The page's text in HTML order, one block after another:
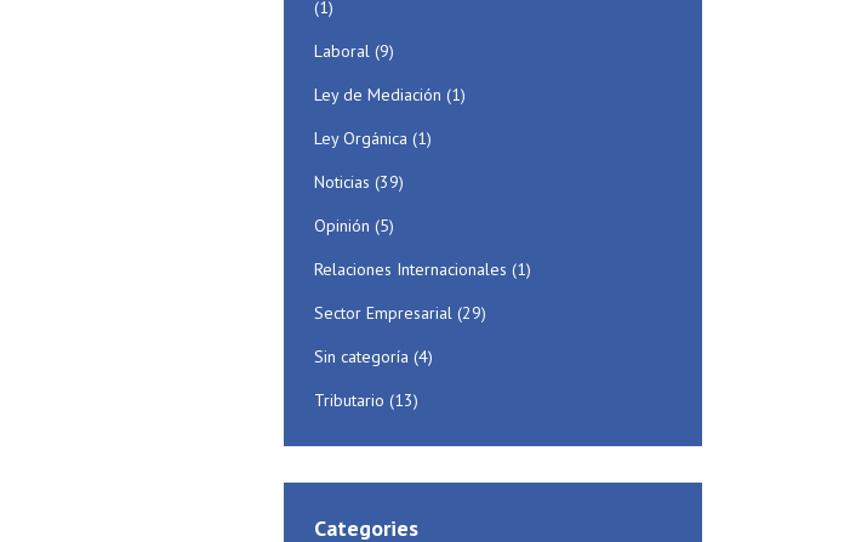
(1)
Laboral (9)
Ley de Mediación (1)
Ley Orgánica (1)
Noticias (39)
Opinión (5)
Relaciones Internacionales (1)
Sector Empresarial (29)
Sin categoría (4)
Tributario (13)
Categories